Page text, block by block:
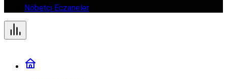
Nöbetçi Eczaneler